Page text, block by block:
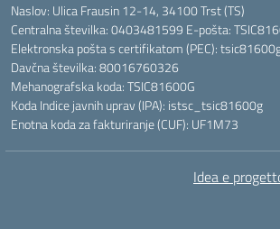
Naslov: Ulica Frausin 12-14, 34100 Trst (TS)
Centralna številka: 0403481599 E-pošta:
Elektronska pošta s certifikatom (PEC):
Davčna številka: 80016760326
Mehanografska koda: TSIC81600G
Koda Indice javnih uprav (IPA): istsc_tsic81600g
Enotna koda za fakturiranje (CUF): UF1M73
Idea e